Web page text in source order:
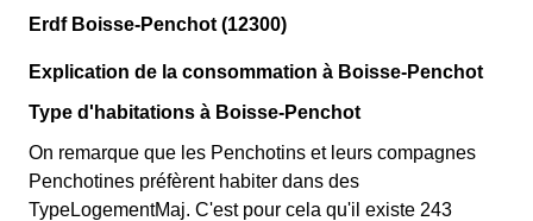
Erdf Boisse-Penchot (12300)
Explication de la consommation à Boisse-Penchot
Type d'habitations à Boisse-Penchot
On remarque que les Penchotins et leurs compagnes
Penchotines préfèrent habiter dans des
TypeLogementMaj. C'est pour cela qu'il existe 243